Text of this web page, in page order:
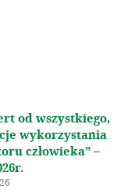
od wszystkiego,
wykorzystania
człowieka” –